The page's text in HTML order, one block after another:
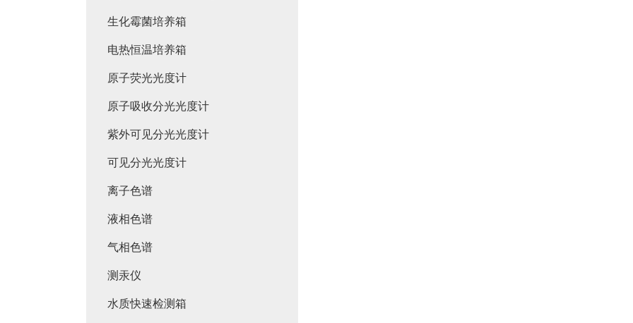
生化霉菌培养箱
电热恒温培养箱
原子荧光光度计
原子吸收分光光度计
紫外可见分光光度计
可见分光光度计
离子色谱
液相色谱
气相色谱
测汞仪
水质快速检测箱